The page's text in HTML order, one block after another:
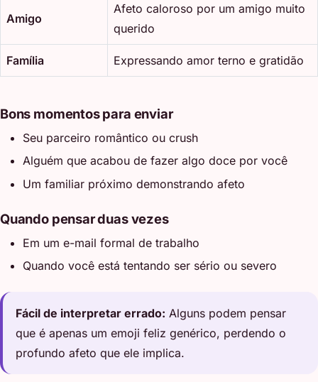
Amigo
Afeto caloroso por um amigo muito
querido
Família Expressando amor terno e gratidão
Bons momentos para enviar
Seu parceiro romântico ou crush
Alguém que acabou de fazer algo doce por você
Um familiar próximo demonstrando afeto
Quando pensar duas vezes
Em um e-mail formal de trabalho
Quando você está tentando ser sério ou severo
Fácil de interpretar errado: Alguns podem pensar
que é apenas um emoji feliz genérico, perdendo o
profundo afeto que ele implica.